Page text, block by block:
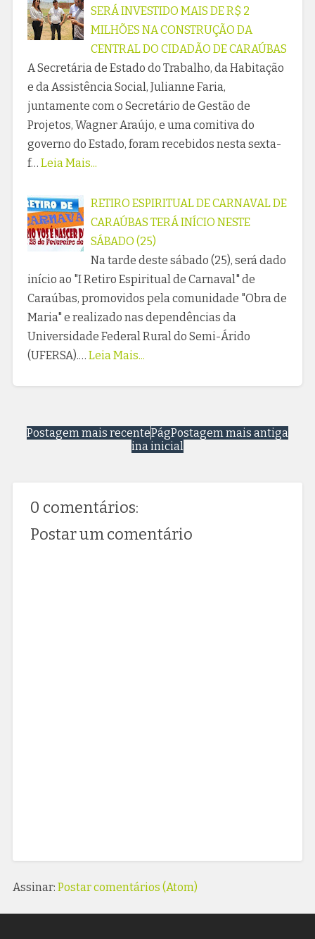
SERÁ INVESTIDO MAIS DE R$ 2
MILHÕES NA CONSTRUÇÃO DA
CENTRAL DO CIDADÃO DE CARAÚBAS
A Secretária de Estado do Trabalho, da Habitação
e da Assistência Social, Julianne Faria,
juntamente com o Secretário de Gestão de
Projetos, Wagner Araújo, e uma comitiva do
governo do Estado, foram recebidos nesta sexta-
f… Leia Mais...
RETIRO ESPIRITUAL DE CARNAVAL DE
CARAÚBAS TERÁ INÍCIO NESTE
SÁBADO (25)
Na tarde deste sábado (25), será dado
início ao "I Retiro Espiritual de Carnaval" de
Caraúbas, promovidos pela comunidade "Obra de
Maria" e realizado nas dependências da
Universidade Federal Rural do Semi-Árido
(UFERSA).… Leia Mais...
Postagem mais recente Postagem mais antiga
Pág
ina inicial
0 comentários:
Postar um comentário
Assinar: Postar comentários (Atom)